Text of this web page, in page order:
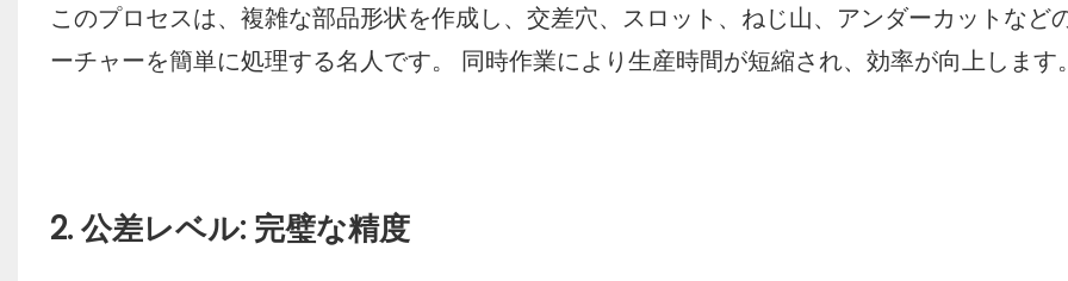
このプロセスは、複雑な部品形状を作成し、交差穴、スロット、ねじ山、アンダーカットなど
ーチャーを簡単に処理する名人です。 同時作業により生産時間が短縮され、効率が向上します
2. 公差レベル: 完璧な精度